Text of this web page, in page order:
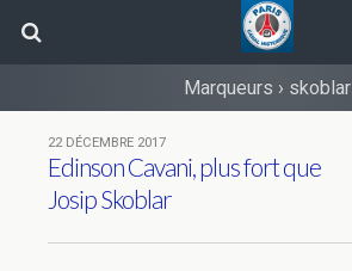
Marqueurs › skoblar
22 DÉCEMBRE 2017
Edinson Cavani, plus fort que
Josip Skoblar